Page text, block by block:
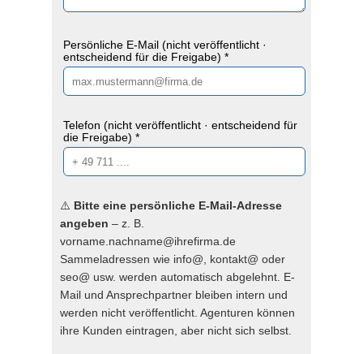
Persönliche E-Mail (nicht veröffentlicht ·
entscheidend für die Freigabe) *
Telefon (nicht veröffentlicht · entscheidend für
die Freigabe) *
⚠️ Bitte eine persönliche E-Mail-Adresse
angeben – z. B.
vorname.nachname@ihrefirma.de
Sammeladressen wie info@, kontakt@ oder
seo@ usw. werden automatisch abgelehnt. E-
Mail und Ansprechpartner bleiben intern und
werden nicht veröffentlicht. Agenturen können
ihre Kunden eintragen, aber nicht sich selbst.